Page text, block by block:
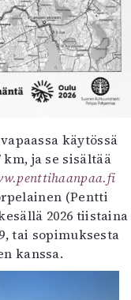
käytössä
ja se sisältää
(Pentti
2026 tiistaina
tai sopimuksesta
kanssa.